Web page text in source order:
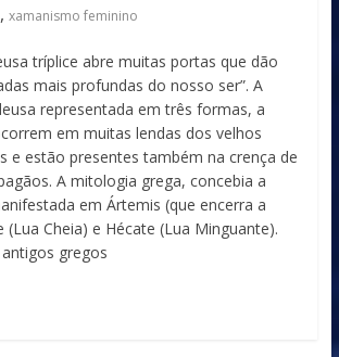
, xamanismo feminino
tríplice abre muitas portas que dão
mais profundas do nosso ser”. A
representada em três formas, a
em muitas lendas dos velhos
e estão presentes também na crença de
A mitologia grega, concebia a
em Ártemis (que encerra a
(Lua Cheia) e Hécate (Lua Minguante).
gregos